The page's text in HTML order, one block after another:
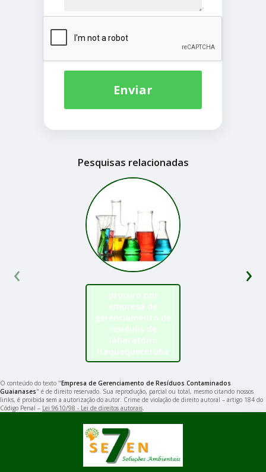
Enviar
Pesquisas relacionadas
procuro por
empresa de
gerenciamento de
resíduos de
laboratório
Itaquaquecetuba
‹ ›
O conteúdo do texto "Empresa de Gerenciamento de Resíduos Contaminados
Guaianases" é de direito reservado. Sua reprodução, parcial ou total, mesmo citando nossos
links, é proibida sem a autorização do autor. Crime de violação de direito autoral – artigo 184 do
Código Penal – Lei 9610/98 - Lei de direitos autorais.